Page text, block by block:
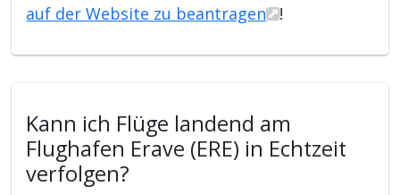
auf der Website zu beantragen
!
Kann ich Flüge landend am
Flughafen Erave (ERE) in Echtzeit
verfolgen?